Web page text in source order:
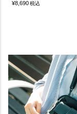
¥8,690税込